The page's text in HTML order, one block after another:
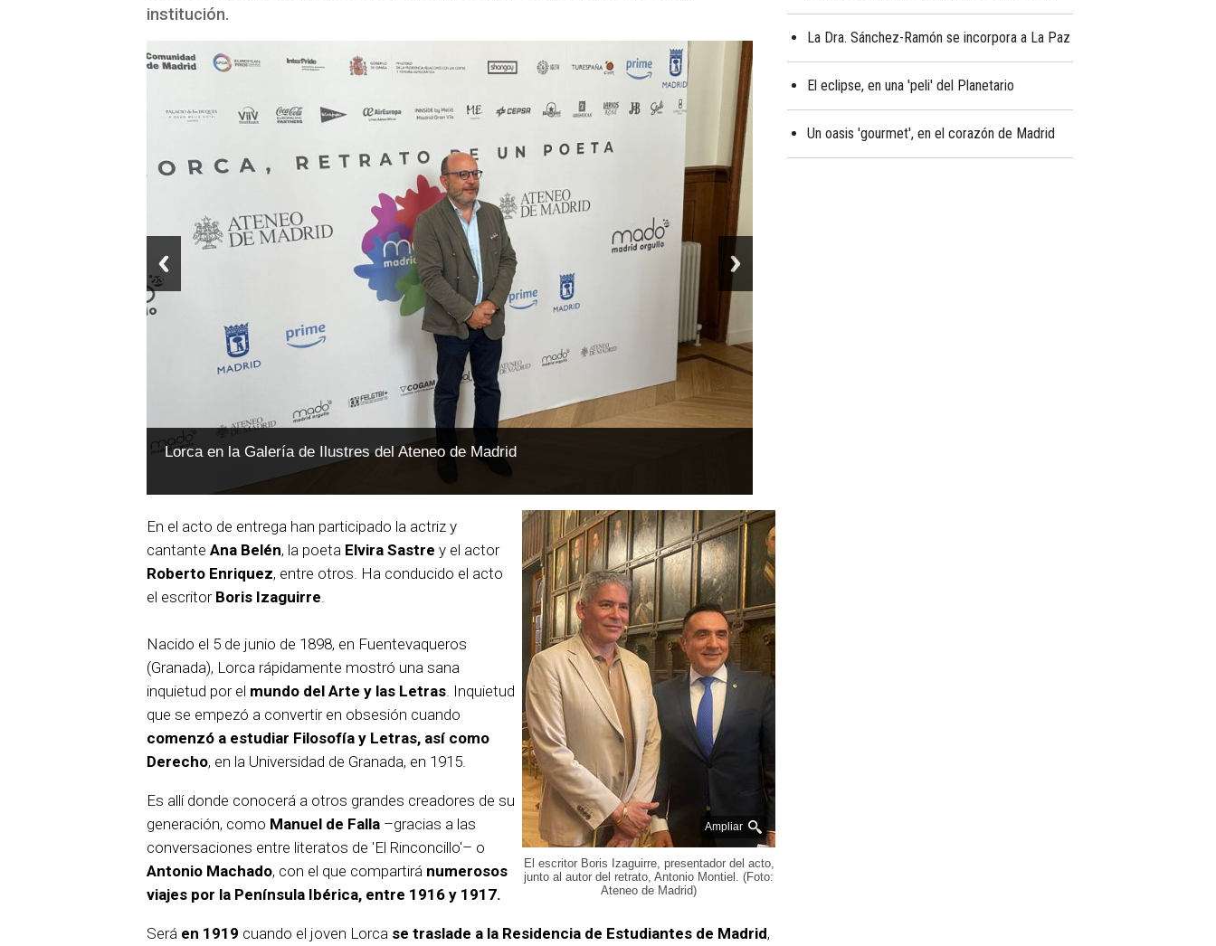
institución.
Lorca en la Galería de Ilustres del Ateneo de Madrid
Ampliar
El escritor Boris Izaguirre, presentador del acto,
junto al autor del retrato, Antonio Montiel. (Foto:
Ateneo de Madrid)
En el acto de entrega han participado la actriz y
cantante Ana Belén, la poeta Elvira Sastre y el actor
Roberto Enriquez, entre otros. Ha conducido el acto
el escritor Boris Izaguirre.
Nacido el 5 de junio de 1898, en Fuentevaqueros
(Granada), Lorca rápidamente mostró una sana
inquietud por el mundo del Arte y las Letras. Inquietud
que se empezó a convertir en obsesión cuando
comenzó a estudiar Filosofía y Letras, así como
Derecho, en la Universidad de Granada, en 1915.
Es allí donde conocerá a otros grandes creadores de su
generación, como Manuel de Falla –gracias a las
conversaciones entre literatos de 'El Rinconcillo'– o
Antonio Machado, con el que compartirá numerosos
viajes por la Península Ibérica, entre 1916 y 1917.
Será en 1919 cuando el joven Lorca se traslade a la Residencia de Estudiantes de Madrid,
La Dra. Sánchez-Ramón se incorpora a La Paz
El eclipse, en una 'peli' del Planetario
Un oasis 'gourmet', en el corazón de Madrid